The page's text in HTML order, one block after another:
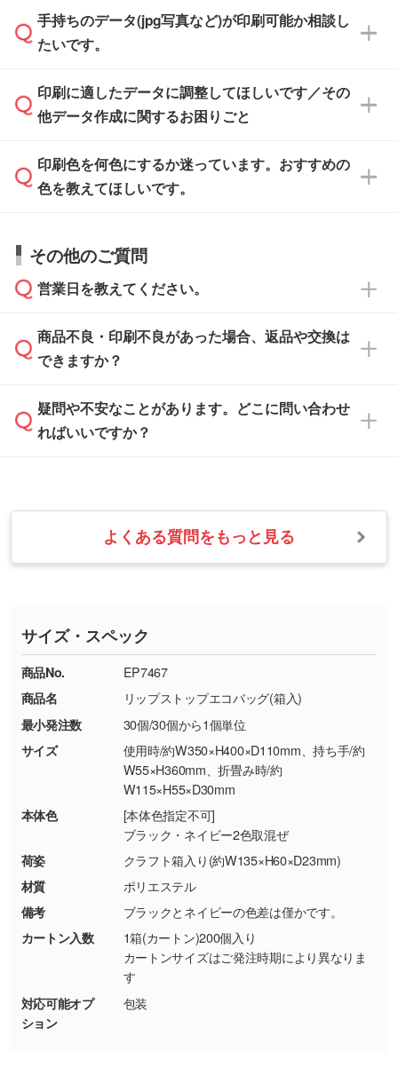
せいただければ、弊社にて無料でデザインデー
タを1点作成いたします。
積・ご注文フォームにアップロードしてご入稿
ください。
ご入稿後は経験豊富なスタッフがデータに不備
がないかチェックし、お客様と確認してから印
刷に進みますので、ご安心ください。
一部商品は入稿用テンプレートのご用意があり
ます。各商品ページの『印刷方法・テンプレー
入稿用のテンプレートはPDF形式ですが、
IllustratorやPhotoshopで開いてご利用いただけ
方」をご確認ください。
手持ちのデータ(jpg写真など)が印刷可能か相談し
たいです。
印刷に適したデータ・解像度かどうか、担当ス
タッフが事前に確認いたします。
ムへ添付いただくか、担当スタッフ宛にメール
でお送りください。
い合わせください。
なお、印刷用データの作り方に関する詳細は、
印刷に適したデータに調整してほしいです／その
他データ作成に関するお困りごと
データ作成でお困りの際には、担当スタッフが
サポートいたしますのでお気軽にご相談くださ
から添付してお送りください。
しい
解像度の低い画像や、手書きのイラスト、写真
などを、印刷に適したベクターデータに変換し
・フルカラーデータを1色に変換してほしい
・1色印刷でグラデーションや濃淡を表現した
い
す。→詳しく見る
・コーポレートカラーを使って印刷したい／印
刷色にこだわりがある
DIC・PANTONEなどのカラーチップの指定や、
現物支給による色指定も承っております。→詳
・背景がある画像からキャラクター部分だけを
使いたいです
シンプルな背景のデータや、使いたいキャラク
ター部分の輪郭がはっきりしているデータは切
り抜き処理が可能です。→
詳しく見る
・持っているデータの背景が足りない／塗り足
しの作り方が分からない
合、シンプルな色・柄の背景であれば拡張が可
印刷色を何色にするか迷っています。おすすめの
色を教えてほしいです。
お見積・ご注文・
相談いただきますと、担当スタッフがお客様の
ご希望や商品の本体色を確認し、印刷色をご提
本体色がブラック、ネイビーなど濃色の場合は
白色か淡い色の印刷色をおすすめしておりま
本体色がナチュラルなど淡色の場合、印刷をく
っきりと目立たせたいときは濃い印刷色が、柔
らかい雰囲気にしたいときは淡い印刷色が映え
また、お選びいただいた印刷色が本体色に合わ
ない場合や仕上がりに影響しそうな場合は、ス
その他のご質問
営業日を教えてください。
営業日は平日の10:00～18:00で、土日祝日はお
休みとなります。注文・見積・お問い合わせ
速やかに対応いたします。
商品不良・印刷不良があった場合、返品や交換は
できますか？
お手数をお掛けいたしますが、至急担当スタッ
フまでご連絡ください。商品の状況を確認し、
・お届け時に商品が損傷・故障している場合
・ご注文と異なる商品が届いた場合
・印刷不良があった場合
※詳しくは「商品の良品基準について
ください。
【返品・交換ができない場合】
・お客様の元で商品を加工された場合、または
商品が破損した場合
・商品到着後7日以上経過している場合
・お客様のご都合による返品・交換依頼(商
品・色・数量などの注文間違い等)
疑問や不安なことがあります。どこに問い合わせ
ればいいですか？
業日以内に担当スタッフよりメールにてご連絡
いたします。
お急ぎの場合はお電話でのご質問も受け付けて
TEL：0422-29-9911 営業時間10:00～
18:00(土日祝日除く)
お問い合わせフォームはこちら
よくある質問をもっと見る
サイズ・スペック
商品No.
EP7467
商品名
リップストップエコバッグ(箱入)
最小発注数
30個/30個から1個単位
サイズ
使用時/約W350×H400×D110mm、持ち手/約
W55×H360mm、折畳み時/約
W115×H55×D30mm
本体色
[本体色指定不可]
ブラック・ネイビー2色取混ぜ
荷姿
クラフト箱入り(約W135×H60×D23mm)
材質
ポリエステル
備考
ブラックとネイビーの色差は僅かです。
カートン入数
1箱(カートン)200個入り
カートンサイズはご発注時期により異なりま
す
対応可能オプ
ション
包装